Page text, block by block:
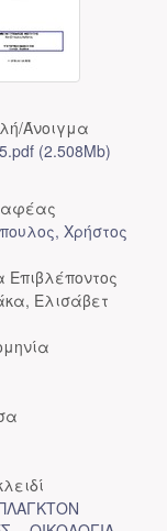
Άνοιγμα
(2.508Mb)
Χρήστος
Ελισάβετ